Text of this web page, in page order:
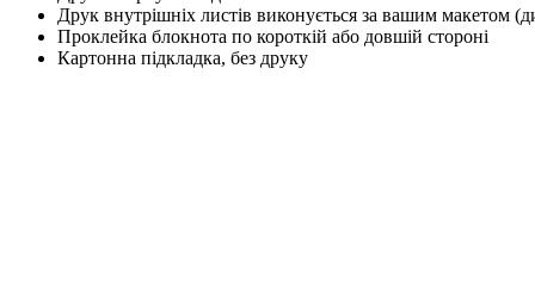
Друк внутрішніх листів виконується за вашим макетом
Проклейка блокнота по короткій або довшій стороні
Картонна підкладка, без друку